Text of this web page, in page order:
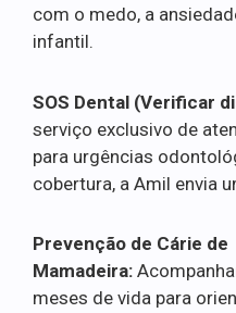
com o medo, a
infantil.
SOS Dental (Verificar
serviço exclusivo de
para urgências
cobertura, a Amil envia
Prevenção de Cárie de
Mamadeira:
meses de vida para